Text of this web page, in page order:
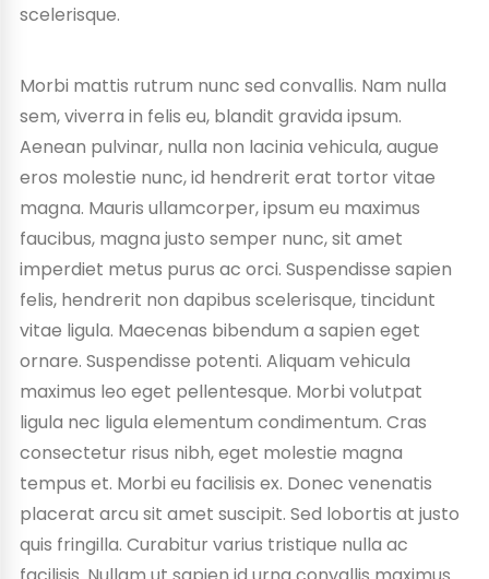
scelerisque.
Morbi mattis rutrum nunc sed convallis. Nam nulla
sem, viverra in felis eu, blandit gravida ipsum.
Aenean pulvinar, nulla non lacinia vehicula, augue
eros molestie nunc, id hendrerit erat tortor vitae
magna. Mauris ullamcorper, ipsum eu maximus
faucibus, magna justo semper nunc, sit amet
imperdiet metus purus ac orci. Suspendisse sapien
felis, hendrerit non dapibus scelerisque, tincidunt
vitae ligula. Maecenas bibendum a sapien eget
ornare. Suspendisse potenti. Aliquam vehicula
maximus leo eget pellentesque. Morbi volutpat
ligula nec ligula elementum condimentum. Cras
consectetur risus nibh, eget molestie magna
tempus et. Morbi eu facilisis ex. Donec venenatis
placerat arcu sit amet suscipit. Sed lobortis at justo
quis fringilla. Curabitur varius tristique nulla ac